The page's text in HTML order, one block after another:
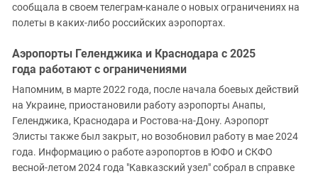
сообщала в своем телеграм-канале о новых ограничениях на
полеты в каких-либо российских аэропортах.
Аэропорты Геленджика и Краснодара с 2025
года работают с ограничениями
Напомним, в марте 2022 года, после начала боевых действий
на Украине, приостановили работу аэропорты Анапы,
Геленджика, Краснодара и Ростова-на-Дону. Аэропорт
Элисты также был закрыт, но возобновил работу в мае 2024
года. Информацию о работе аэропортов в ЮФО и СКФО
весной-летом 2024 года "Кавказский узел" собрал в справке